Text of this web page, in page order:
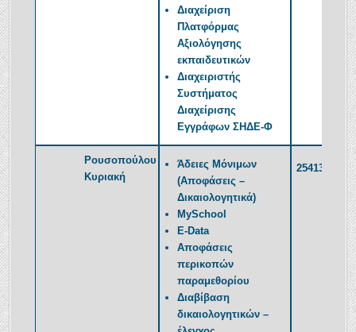
Διαχείριση
Πλατφόρμας
Αξιολόγησης
εκπαιδευτικών
Διαχειριστής
Συστήματος
Διαχείρισης
Εγγράφων ΣΗΔΕ-Φ
Ρουσοπούλου
Κυριακή
Άδειες Μόνιμων
(Αποφάσεις –
Δικαιολογητικά)
MySchool
E-Data
Αποφάσεις
περικοπών
παραμεθορίου
Διαβίβαση
δικαιολογητικών –
2541350387